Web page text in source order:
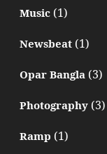
Music(1)
Newsbeat(1)
Opar Bangla(3)
Photography(3)
Ramp (1)